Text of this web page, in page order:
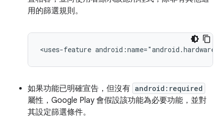
用的篩選規則。
<uses-feature
如果功能已明確宣告，但沒有 android:required
屬性，Google Play 會假設該功能為必要功能，並對
其設定篩選條件。